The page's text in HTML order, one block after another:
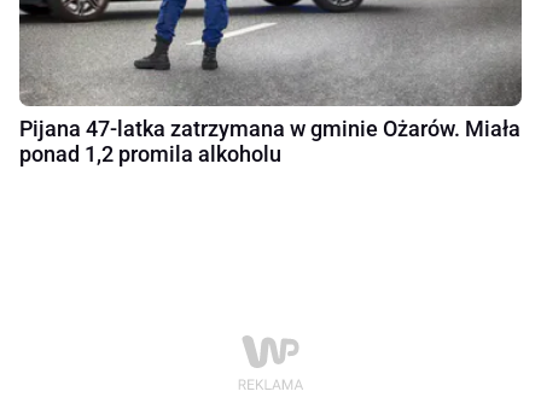
Pijana 47-latka zatrzymana w gminie Ożarów. Miała
ponad 1,2 promila alkoholu